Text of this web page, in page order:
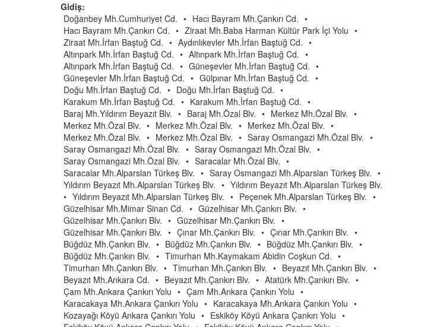
Gidiş:
Doğanbey Mh.Cumhuriyet Cd. • Hacı Bayram Mh.Çankırı Cd. •
Hacı Bayram Mh.Çankırı Cd. • Ziraat Mh.Baba Harman Kültür Park İçi Yolu •
Ziraat Mh.İrfan Baştuğ Cd. • Aydınlıkevler Mh.İrfan Baştuğ Cd. •
Altınpark Mh.İrfan Baştuğ Cd. • Altınpark Mh.İrfan Baştuğ Cd. •
Altınpark Mh.İrfan Baştuğ Cd. • Güneşevler Mh.İrfan Baştuğ Cd. •
Güneşevler Mh.İrfan Baştuğ Cd. • Gülpınar Mh.İrfan Baştuğ Cd. •
Doğu Mh.İrfan Baştuğ Cd. • Doğu Mh.İrfan Baştuğ Cd. •
Karakum Mh.İrfan Baştuğ Cd. • Karakum Mh.İrfan Baştuğ Cd. •
Baraj Mh.Yıldırım Beyazıt Blv. • Baraj Mh.Özal Blv. • Merkez Mh.Özal Blv. •
Merkez Mh.Özal Blv. • Merkez Mh.Özal Blv. • Merkez Mh.Özal Blv. •
Merkez Mh.Özal Blv. • Merkez Mh.Özal Blv. • Saray Osmangazi Mh.Özal Blv. •
Saray Osmangazi Mh.Özal Blv. • Saray Osmangazi Mh.Özal Blv. •
Saray Osmangazi Mh.Özal Blv. • Saracalar Mh.Özal Blv. •
Saracalar Mh.Alparslan Türkeş Blv. • Saray Osmangazi Mh.Alparslan Türkeş Blv. •
Yıldırım Beyazıt Mh.Alparslan Türkeş Blv. • Yıldırım Beyazıt Mh.Alparslan Türkeş Blv.
• Yıldırım Beyazıt Mh.Alparslan Türkeş Blv. • Peçenek Mh.Alparslan Türkeş Blv. •
Güzelhisar Mh.Mimar Sinan Cd. • Güzelhisar Mh.Çankırı Blv. •
Güzelhisar Mh.Çankırı Blv. • Güzelhisar Mh.Çankırı Blv. •
Güzelhisar Mh.Çankırı Blv. • Çınar Mh.Çankırı Blv. • Çınar Mh.Çankırı Blv. •
Büğdüz Mh.Çankırı Blv. • Büğdüz Mh.Çankırı Blv. • Büğdüz Mh.Çankırı Blv. •
Büğdüz Mh.Çankırı Blv. • Timurhan Mh.Kaymakam Abidin Coşkun Cd. •
Timurhan Mh.Çankırı Blv. • Timurhan Mh.Çankırı Blv. • Beyazıt Mh.Çankırı Blv. •
Beyazıt Mh.Ankara Cd. • Beyazıt Mh.Çankırı Blv. • Atatürk Mh.Çankırı Blv. •
Çam Mh.Ankara Çankırı Yolu • Çam Mh.Ankara Çankırı Yolu •
Karacakaya Mh.Ankara Çankırı Yolu • Karacakaya Mh.Ankara Çankırı Yolu •
Kozayağı Köyü Ankara Çankırı Yolu • Eskiköy Köyü Ankara Çankırı Yolu •